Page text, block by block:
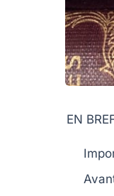
EN